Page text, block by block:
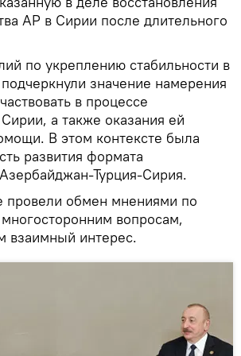
АР в Сирии после длительного
по укреплению стабильности в
значение намерения
в процессе
а также оказания ей
В этом контексте была
развития формата
Турция-Сирия.
провели обмен мнениями по
вопросам,
взаимный интерес.